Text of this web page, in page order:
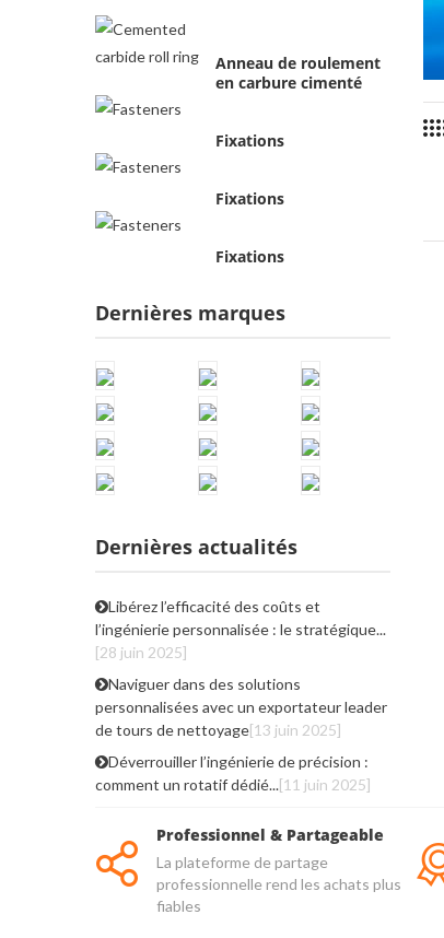
Anneau de roulement
en carbure cimenté
Fixations
Fixations
Fixations
Dernières marques
Dernières actualités
Libérez l’efficacité des coûts et
l’ingénierie personnalisée : le stratégique...
[28 juin 2025]
Naviguer dans des solutions
personnalisées avec un exportateur leader
de tours de nettoyage[13 juin 2025]
Déverrouiller l’ingénierie de précision :
comment un rotatif dédié...[11 juin 2025]
Professionnel & Partageable
La plateforme de partage
professionnelle rend les achats plus
fiables